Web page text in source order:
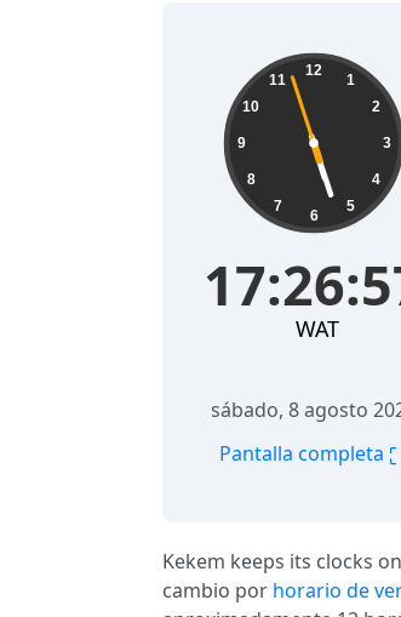
17:26:58 12
1
2
3
4
5
6
7
8
9
10
11
WAT
sábado, 8 agosto
Pantalla completa
Kekem keeps its clocks
cambio por horario de